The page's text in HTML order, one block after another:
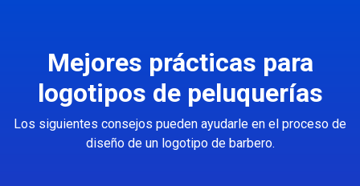
Mejores prácticas para
logotipos de peluquerías
Los siguientes consejos pueden ayudarle en el proceso de
diseño de un logotipo de barbero.